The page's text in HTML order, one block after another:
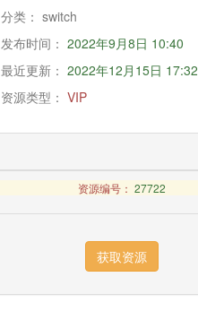
分类： switch
发布时间： 2022年9月8日 10:40
最近更新： 2022年12月15日 17:32
资源类型： VIP
资源编号： 27722